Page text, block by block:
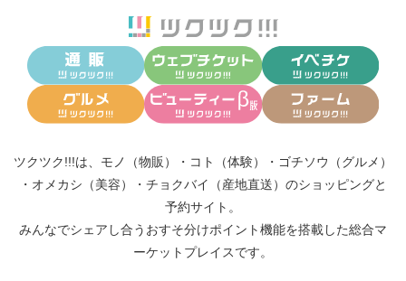
ツクツク!!!は、 モノ（物販） ・ コト（体験） ・ ゴチソウ（グルメ）
・ オメカシ（美容） ・ チョクバイ（産地直送） のショッピングと
予約サイト。
みんなでシェアし合う おすそ分けポイント機能を搭載した総合マ
ーケットプレイスです。